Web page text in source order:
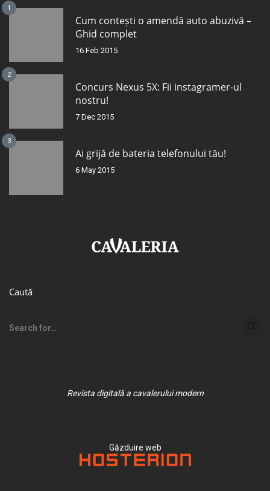
1
Cum contești o amendă auto abuzivă –
Ghid complet
16 Feb 2015
2
Concurs Nexus 5X: Fii instagramer-ul
nostru!
7 Dec 2015
3
Ai grijă de bateria telefonului tău!
6 May 2015
Caută
Revista digitală a cavalerului modern
Găzduire web